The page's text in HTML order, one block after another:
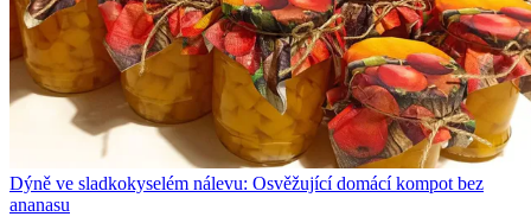
Dýně ve sladkokyselém nálevu: Osvěžující domácí kompot bez
ananasu